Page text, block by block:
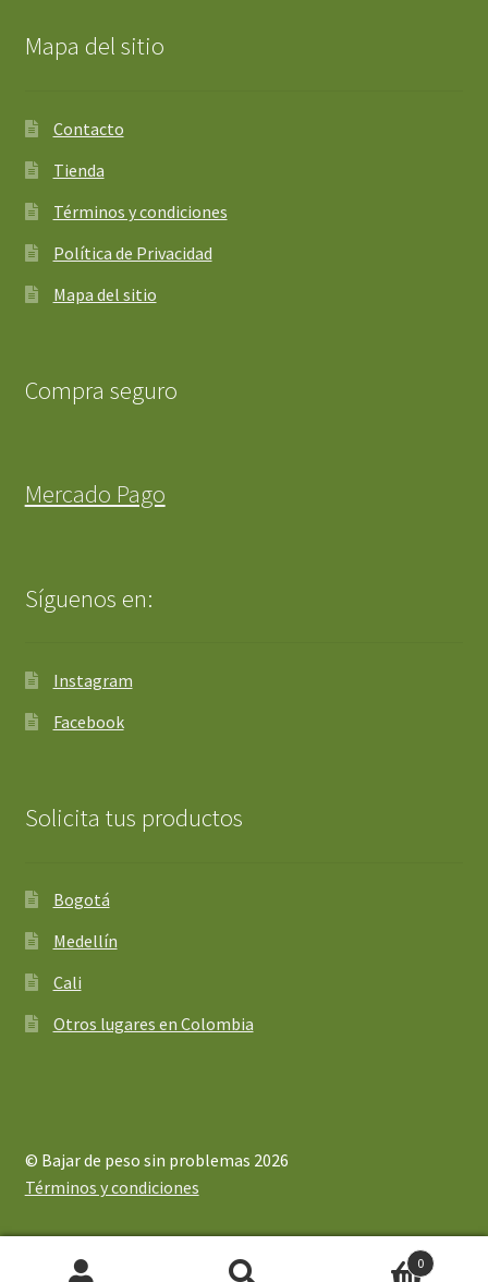
Mapa del sitio
Contacto
Tienda
Términos y condiciones
Política de Privacidad
Mapa del sitio
Compra seguro
Mercado Pago
Síguenos en:
Instagram
Facebook
Solicita tus productos
Bogotá
Medellín
Cali
Otros lugares en Colombia
© Bajar de peso sin problemas 2026
Términos y condiciones
0